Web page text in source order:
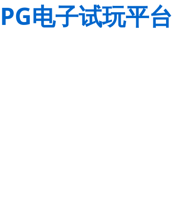
PG电子试玩平台